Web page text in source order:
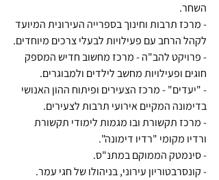
השחר.
- מרכז תרבות וחינוך בספרייה העירונית המיועד
לקהל הרחב עם פעילויות לבעלי צרכים מיוחדים.
- פרויקט להב"ה - מרכז מחשוב חדיש המספק
חוגים ופעילויות מחשב לילדים ולמבוגרים.
- "יעדים" - מרכז הצעירים ופיתוח ההון האנושי
בדימונה המקיים אירועי תרבות לצעירים.
- מרכז תקשורת ובו מגמות לימודי תקשורת
ורדיו מקומי "רדיו דימונה".
- סינמטק הממוקם במתנ"ס.
- קונסרבטוריון עירוני, בניהולו של חגי עמר.